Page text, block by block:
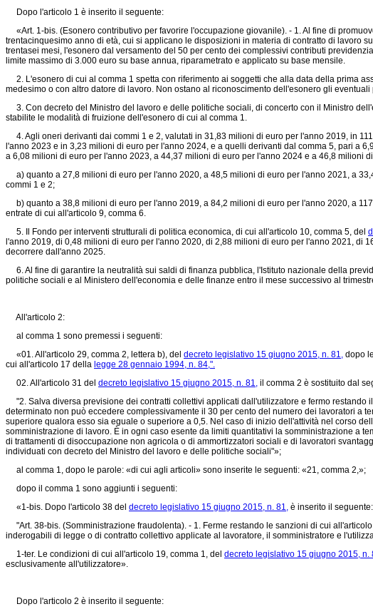
Dopo l'articolo 1 è inserito il seguente:
«Art. 1-bis. (Esonero contributivo per favorire l'occupazione giovanile). - 1. Al fine di
trentacinquesimo anno di età, cui si applicano le disposizioni in materia di contratto di lavoro
trentasei mesi, l'esonero dal versamento del 50 per cento dei complessivi contributi
limite massimo di 3.000 euro su base annua, riparametrato e applicato su base mensile.
2. L'esonero di cui al comma 1 spetta con riferimento ai soggetti che alla data della prima
medesimo o con altro datore di lavoro. Non ostano al riconoscimento dell'esonero gli
3. Con decreto del Ministro del lavoro e delle politiche sociali, di concerto con il Ministro
stabilite le modalità di fruizione dell'esonero di cui al comma 1.
4. Agli oneri derivanti dai commi 1 e 2, valutati in 31,83 milioni di euro per l'anno 2019, in
l'anno 2023 e in 3,23 milioni di euro per l'anno 2024, e a quelli derivanti dal comma 5, pari a
a 6,08 milioni di euro per l'anno 2023, a 44,37 milioni di euro per l'anno 2024 e a 46,8 milioni
a) quanto a 27,8 milioni di euro per l'anno 2020, a 48,5 milioni di euro per l'anno 2021, a
commi 1 e 2;
b) quanto a 38,8 milioni di euro per l'anno 2019, a 84,2 milioni di euro per l'anno 2020, a
entrate di cui all'articolo 9, comma 6.
5. Il Fondo per interventi strutturali di politica economica, di cui all'articolo 10, comma 5, del
l'anno 2019, di 0,48 milioni di euro per l'anno 2020, di 2,88 milioni di euro per l'anno 2021,
decorrere dall'anno 2025.
6. Al fine di garantire la neutralità sui saldi di finanza pubblica, l'Istituto nazionale della
politiche sociali e al Ministero dell'economia e delle finanze entro il mese successivo al
All'articolo 2:
al comma 1 sono premessi i seguenti:
«01. All'articolo 29, comma 2, lettera b), del decreto legislativo 15 giugno 2015, n. 81, dopo
cui all'articolo 17 della legge 28 gennaio 1994, n. 84,".
02. All'articolo 31 del decreto legislativo 15 giugno 2015, n. 81, il comma 2 è sostituito dal
"2. Salva diversa previsione dei contratti collettivi applicati dall'utilizzatore e fermo restando
determinato non può eccedere complessivamente il 30 per cento del numero dei lavoratori a
superiore qualora esso sia eguale o superiore a 0,5. Nel caso di inizio dell'attività nel corso
somministrazione di lavoro. È in ogni caso esente da limiti quantitativi la somministrazione a
di trattamenti di disoccupazione non agricola o di ammortizzatori sociali e di lavoratori
individuati con decreto del Ministro del lavoro e delle politiche sociali"»;
al comma 1, dopo le parole: «di cui agli articoli» sono inserite le seguenti: «21, comma 2,»;
dopo il comma 1 sono aggiunti i seguenti:
«1-bis. Dopo l'articolo 38 del decreto legislativo 15 giugno 2015, n. 81, è inserito il seguente:
"Art. 38-bis. (Somministrazione fraudolenta). - 1. Ferme restando le sanzioni di cui all'articolo
inderogabili di legge o di contratto collettivo applicate al lavoratore, il somministratore e
1-ter. Le condizioni di cui all'articolo 19, comma 1, del decreto legislativo 15 giugno 2015, n.
esclusivamente all'utilizzatore».
Dopo l'articolo 2 è inserito il seguente: